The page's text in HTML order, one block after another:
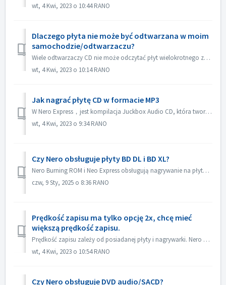
wt, 4 Kwi, 2023 o 10:44 RANO
Dlaczego płyta nie może być odtwarzana w moim
samochodzie/odtwarzaczu?
Wiele odtwarzaczy CD nie może odczytać płyt wielokrotnego zapisu (CD-RW). Dlatego do nagrywania płyt Audio CD należy używać zwykłych płyt CD-ROM.
wt, 4 Kwi, 2023 o 10:14 RANO
Jak nagrać płytę CD w formacie MP3
W Nero Express，jest kompilacja Juckbox Audio CD, która tworzy płytę CD ze wszystkimi Twoimi ulubionymi plikami MP3, WMA lub Nero AAC, które mogą być odtwarz...
wt, 4 Kwi, 2023 o 9:34 RANO
Czy Nero obsługuje płyty BD DL i BD XL?
Nero Burning ROM i Neo Express obsługują nagrywanie na płytach BD DL (50 GB) i BD XL (100 GB i 128 GB). Nero Video obsługuje nagrywanie na płyty BD DL (50GB...
czw, 9 Sty, 2025 o 8:36 RANO
Prędkość zapisu ma tylko opcję 2x, chcę mieć
większą prędkość zapisu.
Prędkość zapisu zależy od posiadanej płyty i nagrywarki. Nero Burning ROM automatycznie wykryje nagrywarkę i płytę oraz wyświetli dostępną prędkość zapisu.
wt, 4 Kwi, 2023 o 10:54 RANO
Czy Nero obsługuje DVD audio/SACD?